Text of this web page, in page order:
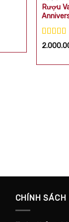
Rượu
Được
hạng
CHÍNH SÁCH